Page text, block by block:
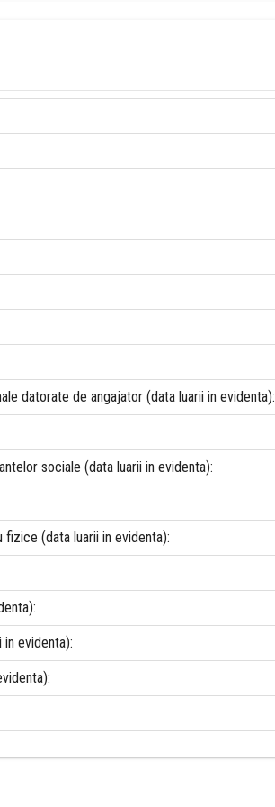
datorate de angajator (data luarii in evidenta):
sociale (data luarii in evidenta):
(data luarii in evidenta):
evidenta):